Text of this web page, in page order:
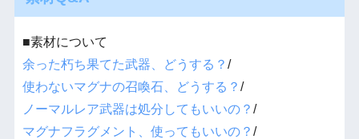
■素材について
余った朽ち果てた武器、どうする？ /
使わないマグナの召喚石、どうする？ /
ノーマルレア武器は処分してもいいの？ /
マグナフラグメント、使ってもいいの？ /